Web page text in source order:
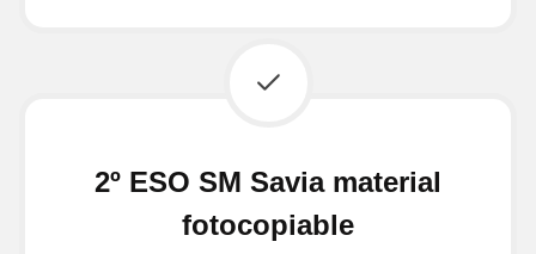
2º ESO SM Savia material
fotocopiable